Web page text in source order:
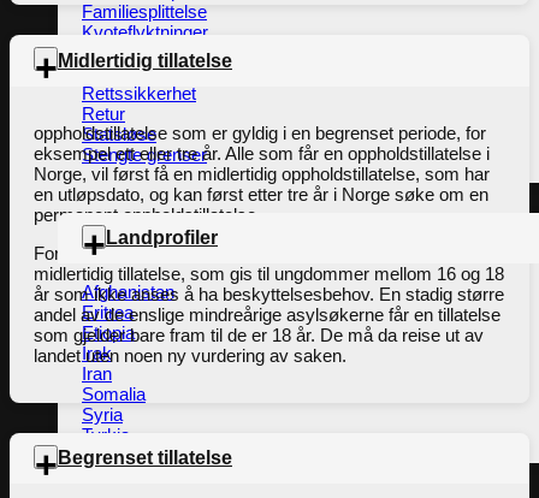
Familiesplittelse
Kvoteflyktninger
Integrering
Opphør av flyktningstatus
Rettssikkerhet
Retur
Statsløse
Stengte grenser
Landprofiler
Afghanistan
Eritrea
Etiopia
Irak
Iran
Somalia
Syria
Tyrkia
Midlertidig tillatelse
oppholdstillatelse som er gyldig i en begrenset periode, for
eksempel ett eller tre år. Alle som får en oppholdstillatelse i
Norge, vil først få en midlertidig oppholdstillatelse, som har
en utløpsdato, og kan først etter tre år i Norge søke om en
permanent oppholdstillatelse.
For enslige mindreårige asylsøkere gjelder en egen type
midlertidig tillatelse, som gis til ungdommer mellom 16 og 18
år som ikke anses å ha beskyttelsesbehov. En stadig større
andel av de enslige mindreårige asylsøkerne får en tillatelse
som gjelder bare fram til de er 18 år. De må da reise ut av
landet uten noen ny vurdering av saken.
Begrenset tillatelse